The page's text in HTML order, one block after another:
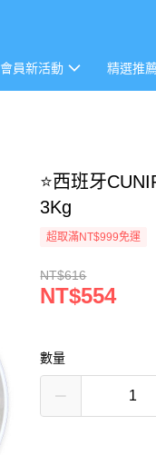
會員新活動 精選推薦
⭐西班牙
3Kg
超取滿NT$999免運
NT$616
NT$554
數量